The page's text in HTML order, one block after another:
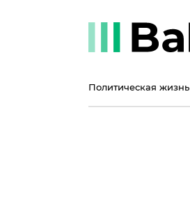
Политическая жизнь